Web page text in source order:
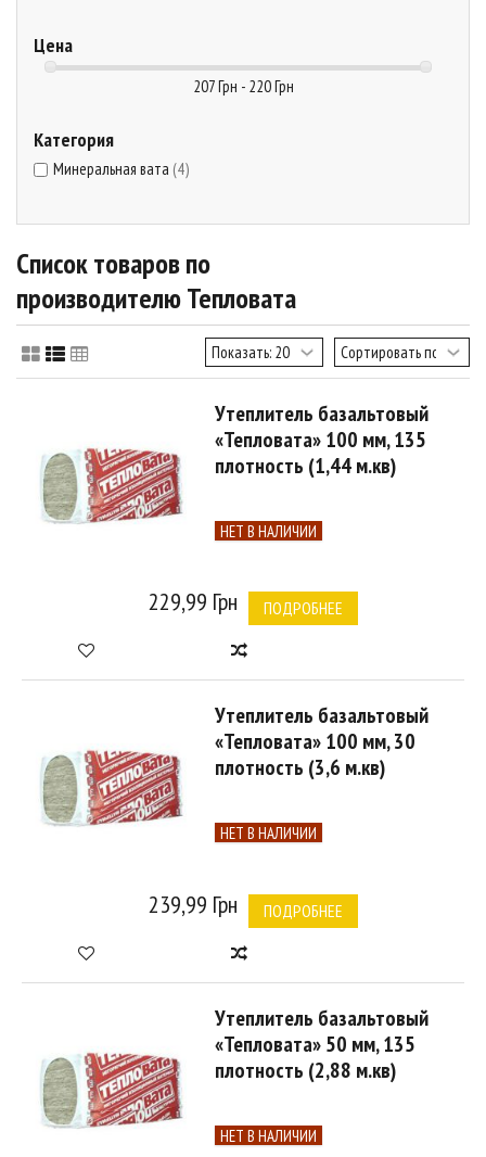
Цена
207 Грн - 220 Грн
Категория
Минеральная вата (4)
Список товаров по
производителю Тепловата
Утеплитель базальтовый
«Тепловата» 100 мм, 135
плотность (1,44 м.кв)
НЕТ В НАЛИЧИИ
229,99 Грн ПОДРОБНЕЕ
Утеплитель базальтовый
«Тепловата» 100 мм, 30
плотность (3,6 м.кв)
НЕТ В НАЛИЧИИ
239,99 Грн ПОДРОБНЕЕ
Утеплитель базальтовый
«Тепловата» 50 мм, 135
плотность (2,88 м.кв)
НЕТ В НАЛИЧИИ